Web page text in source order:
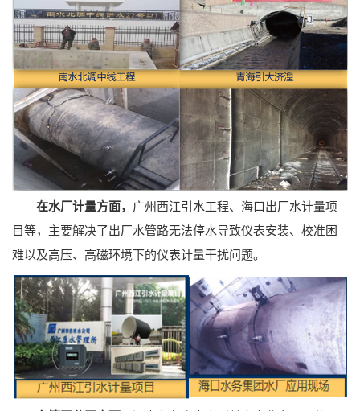
在水厂计量方面， 广州西江引水工程、海口出厂水计量项
目等，主要解决了出厂水管路无法停水导致仪表安装、校准困
难以及高压、高磁环境下的仪表计量干扰问题。